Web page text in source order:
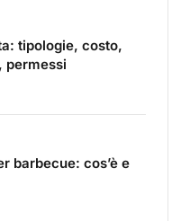
tipologie, costo,
permessi
barbecue: cos’è e